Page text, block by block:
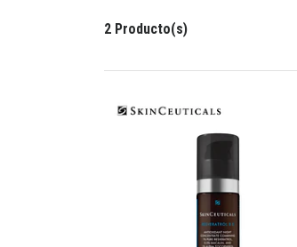
2 Producto(s)